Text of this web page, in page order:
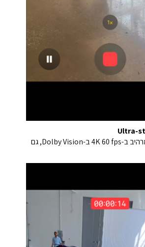
Ultra-
צלמו וידאו חלק ומרהיב ב-4K 60 fps ב-Dolby Vision, גם